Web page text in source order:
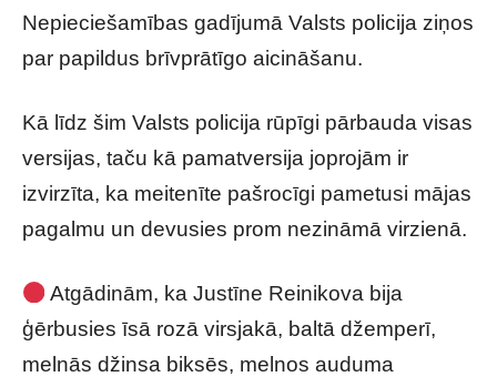
Nepieciešamības gadījumā Valsts policija ziņos
par papildus brīvprātīgo aicināšanu.
Kā līdz šim Valsts policija rūpīgi pārbauda visas
versijas, taču kā pamatversija joprojām ir
izvirzīta, ka meitenīte pašrocīgi pametusi mājas
pagalmu un devusies prom nezināmā virzienā.
Atgādinām, ka Justīne Reinikova bija
ģērbusies īsā rozā virsjakā, baltā džemperī,
melnās džinsa biksēs, melnos auduma